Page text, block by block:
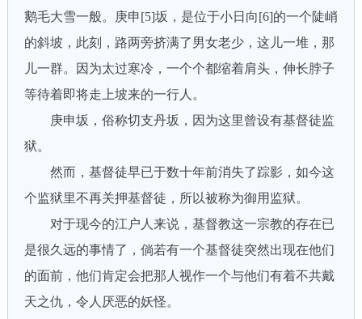
鹅毛大雪一般。庚申[5]坂，是位于小日向[6]的一个陡峭
的斜坡，此刻，路两旁挤满了男女老少，这儿一堆，那
儿一群。因为太过寒冷，一个个都缩着肩头，伸长脖子
等待着即将走上坡来的一行人。
庚申坂，俗称切支丹坂，因为这里曾设有基督徒监
狱。
然而，基督徒早已于数十年前消失了踪影，如今这
个监狱里不再关押基督徒，所以被称为御用监狱。
对于现今的江户人来说，基督教这一宗教的存在已
是很久远的事情了，倘若有一个基督徒突然出现在他们
的面前，他们肯定会把那人视作一个与他们有着不共戴
天之仇，令人厌恶的妖怪。